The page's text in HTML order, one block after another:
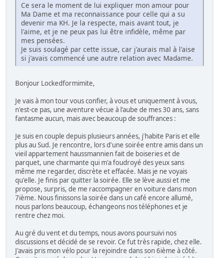
Ce sera le moment de lui expliquer mon amour pour
Ma Dame et ma reconnaissance pour celle qui a su
devenir ma KH. Je la respecte, mais avant tout, je
l'aime, et je ne peux pas lui être infidèle, même par
mes pensées.
Je suis soulagé par cette issue, car j'aurais mal à l'aise
si j'avais commencé une autre relation avec Madame.
Bonjour Lockedformimite,
Je vais à mon tour vous confier, à vous et uniquement à vous,
n'est-ce pas, une aventure vécue à l'aube de mes 30 ans, sans
fantasme aucun, mais avec beaucoup de souffrances :
Je suis en couple depuis plusieurs années, j'habite Paris et elle
plus au Sud. Je rencontre, lors d'une soirée entre amis dans un
vieil appartement haussmannien fait de boiseries et de
parquet, une charmante qui m'a foudroyé des yeux sans
même me regarder, discrète et effacée. Mais je ne voyais
qu'elle. Je finis par quitter la soirée. Elle se lève aussi et me
propose, surpris, de me raccompagner en voiture dans mon
7ième. Nous finissons la soirée dans un café encore allumé,
nous parlons beaucoup, échangeons nos téléphones et je
rentre chez moi.
Au gré du vent et du temps, nous avons poursuivi nos
discussions et décidé de se revoir. Ce fut très rapide, chez elle.
J'avais pris mon vélo pour la rejoindre dans son 6ième à côté.